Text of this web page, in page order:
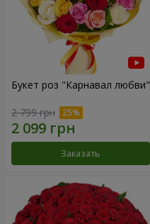
Букет роз "Карнавал любви"
2 799 грн
Заказать